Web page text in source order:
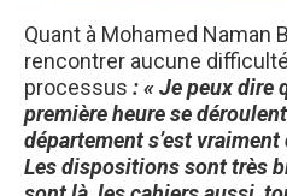
Quant à Mohamed Naman
rencontrer aucune
processus : « Je peux dire
première heure se
département s’est
Les dispositions sont très